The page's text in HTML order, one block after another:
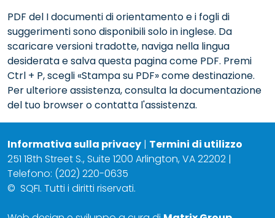
PDF del I documenti di orientamento e i fogli di
suggerimenti sono disponibili solo in inglese. Da
scaricare versioni tradotte, naviga nella lingua
desiderata e salva questa pagina come PDF. Premi
Ctrl + P, scegli «Stampa su PDF» come destinazione.
Per ulteriore assistenza, consulta la documentazione
del tuo browser o contatta l'assistenza.
Informativa sulla privacy | Termini di utilizzo
251 18th Street S., Suite 1200 Arlington, VA 22202 |
Telefono: (202) 220-0635
© SQFI. Tutti i diritti riservati.